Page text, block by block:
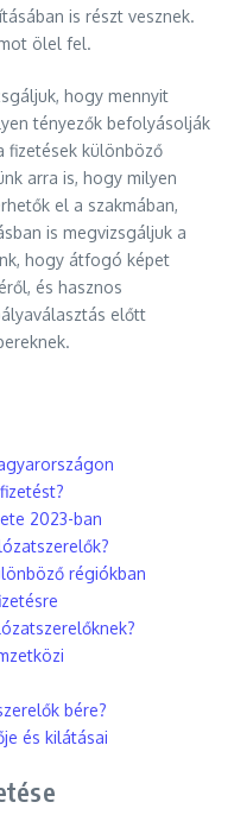
is részt vesznek.
ölel fel.
hogy mennyit
tényezők befolyásolják
fizetések különböző
arra is, hogy milyen
el a szakmában,
is megvizsgáljuk a
hogy átfogó képet
és hasznos
előtt
2023-ban
régiókban
bére?
és kilátásai